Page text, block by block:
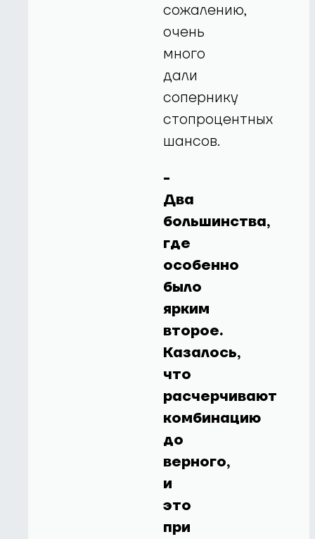
сожалению,
очень
много
дали
сопернику
стопроцентных
шансов.
-
Два
большинства,
где
особенно
было
ярким
второе.
Казалось,
что
расчерчивают
комбинацию
до
верного,
и
это
при